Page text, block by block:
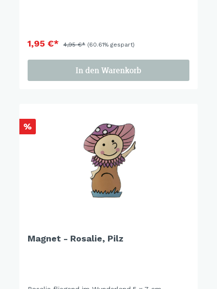
1,95 €* 4,95 €* (60.61% gespart)
In den Warenkorb
%
Magnet - Rosalie, Pilz